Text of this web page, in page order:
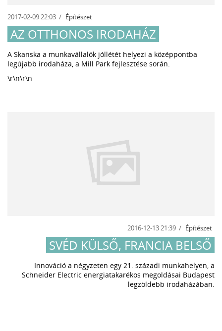
2017-02-09 22:03 Építészet
AZ OTTHONOS IRODAHÁZ
A Skanska a munkavállalók jóllétét helyezi a középpontba
legújabb irodaháza, a Mill Park fejlesztése során.
\r\n\r\n
2016-12-13 21:39 Építészet
SVÉD KÜLSŐ, FRANCIA BELSŐ
Innováció a négyzeten egy 21. századi munkahelyen, a
Schneider Electric energiatakarékos megoldásai Budapest
legzöldebb irodaházában.